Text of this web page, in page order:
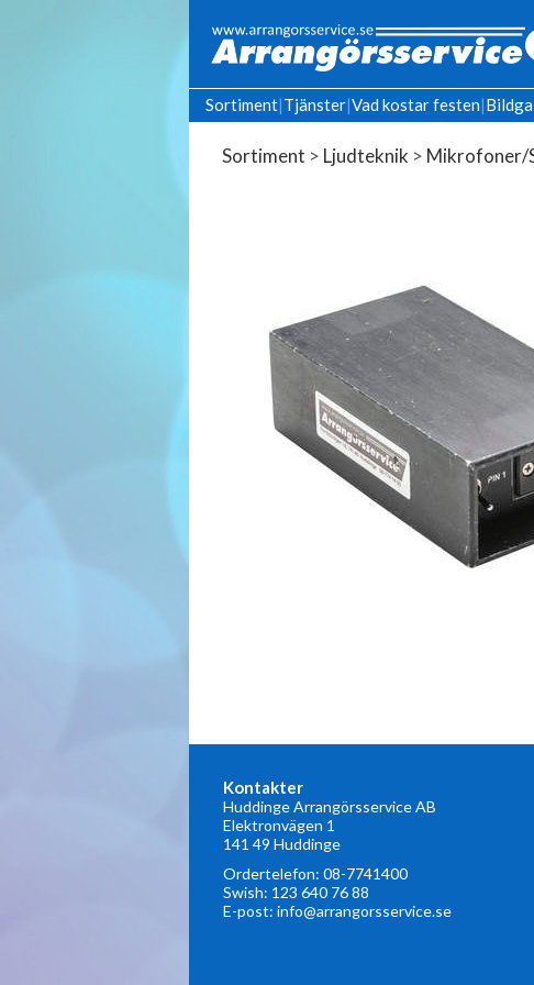
Sortiment|Tjänster|Vad kostar festen|
Sortiment > Ljudteknik > Mikrofoner/
Kontakter
Huddinge Arrangörsservice AB
Elektronvägen 1
141 49 Huddinge
Ordertelefon: 08-7741400
Swish: 123 640 76 88
E-post: info@arrangorsservice.se